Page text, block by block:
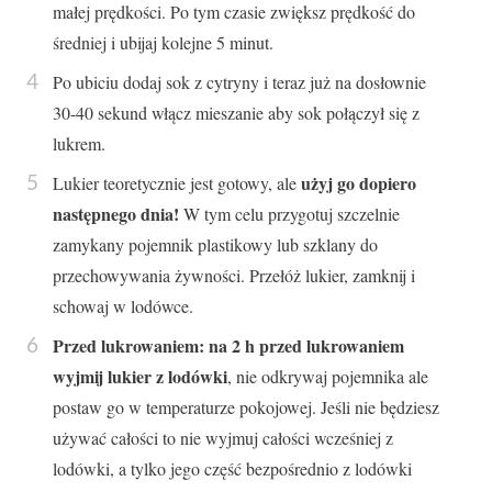
małej prędkości. Po tym czasie zwiększ prędkość do
średniej i ubijaj kolejne 5 minut.
Po ubiciu dodaj sok z cytryny i teraz już na dosłownie
30-40 sekund włącz mieszanie aby sok połączył się z
lukrem.
Lukier teoretycznie jest gotowy, aleużyj go dopiero
następnego dnia! W tym celu przygotuj szczelnie
zamykany pojemnik plastikowy lub szklany do
przechowywania żywności. Przełóż lukier, zamknij i
schowaj w lodówce.
Przed lukrowaniem: na 2 h przed lukrowaniem
wyjmij lukier z lodówki, nie odkrywaj pojemnika ale
postaw go w temperaturze pokojowej. Jeśli nie będziesz
używać całości to nie wyjmuj całości wcześniej z
lodówki, a tylko jego część bezpośrednio z lodówki